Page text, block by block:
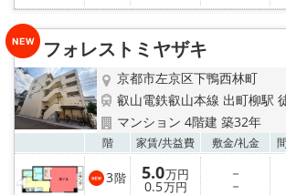
フォレストミヤザキ
京都市左京区下鴨西林町
叡山電鉄叡山本線 出町柳駅
マンション 4階建 築32年
階 家賃/共益費 敷金/礼金
3階 5.0万円
0.5万円
－
－